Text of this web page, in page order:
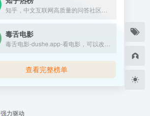
毒舌电影
查看完整榜单
强力驱动